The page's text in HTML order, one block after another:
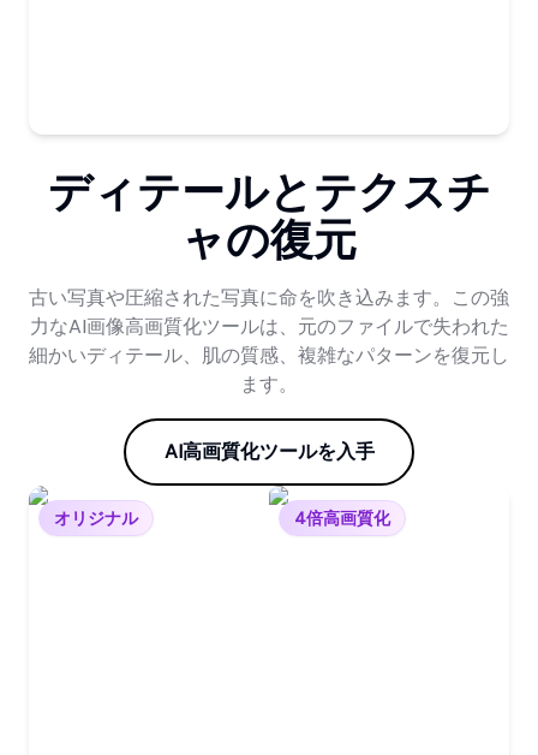
ディテールとテクスチ
ャの復元
古い写真や圧縮された写真に命を吹き込みます。この強
力なAI画像高画質化ツールは、元のファイルで失われた
細かいディテール、肌の質感、複雑なパターンを復元し
ます。
AI高画質化ツールを入手
オリジナル 4倍高画質化